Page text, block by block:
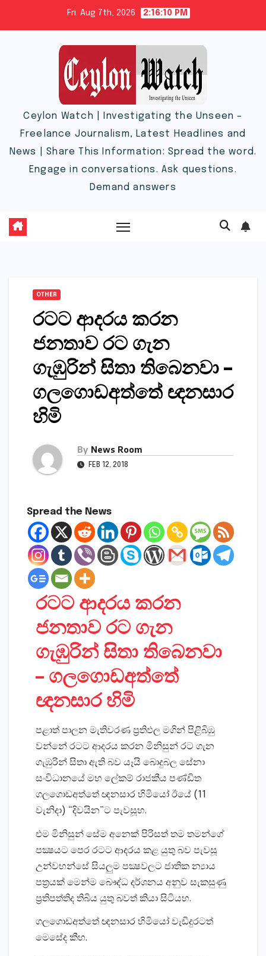
Fri. Aug 7th, 2026 2:16:10 PM
Ceylon Watch | Investigating the Unseen –
Freelance Journalism, Latest Headlines and
News | Share This Information: Spread the word.
Engage in conversations. Ask questions.
Demand answers
OTHER
රටට ආදරය කරන
ජනතාව රට ගැන
ගැඹුරින් සිතා තිබෙනවා –
ගලගොඩඅත්තේ ඥනසාර
හිමි
By News Room
FEB 12, 2018
Spread the News
රටට ආදරය කරන
ජනතාව රට ගැන
ගැඹුරින් සිතා තිබෙනවා
– ගලගොඩඅත්තේ
ඥනසාර හිමි
පළාත් පාලන මැතිවරණ ප්‍රතිඵල මගින් පිළිබිඹු
වන්නේ රටට ආදරය කරන මිනිසුන් රට ගැන
ගැඹුරින් සිතා ඇති බව යෑයි බොදුබල සේනා
සංවිධානයේ මහ ලේකම් රාජකීය පණ්‌ඩිත
ගලගොඩඅත්තේ ඥනසාර හිමියෝ ඊයේ (11
වැනිදා) “දිවයින”ට පැවසූහ.
එම මිනිසුන් සේම අනෙක්‌ පිරිසත් තම තමන්ගේ
පක්‍ෂයට පෙර රටට ආදරය කළ යුතු බව පැවසූ
උන්වහන්සේ සියලුම පක්‍ෂවලට ජාතික න්‍යාය
පත්‍රයක්‌ මෙන්ම බෞද්ධ දර්ශනය අනුව සැකසුණු
ප්‍රතිපත්තිද තිබිය යුතු බවත් කියා සිටියහ.
ගලගොඩඅත්තේ ඥනසාර හිමියෝ වැඩිදුරටත්
මෙසේද කීහ.